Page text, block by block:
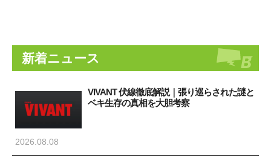
新着ニュース
VIVANT 伏線徹底解説｜張り巡らされた謎と
ベキ生存の真相を大胆考察
2026.08.08